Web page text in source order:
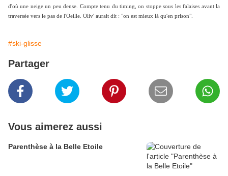
d'où une neige un peu dense. Compte tenu du timing, on stoppe sous les falaises avant la
traversée vers le pas de l'Oeille. Oliv' aurait dit : "on est mieux là qu'en prison".
#ski-glisse
Partager
Vous aimerez aussi
Parenthèse à la Belle Etoile